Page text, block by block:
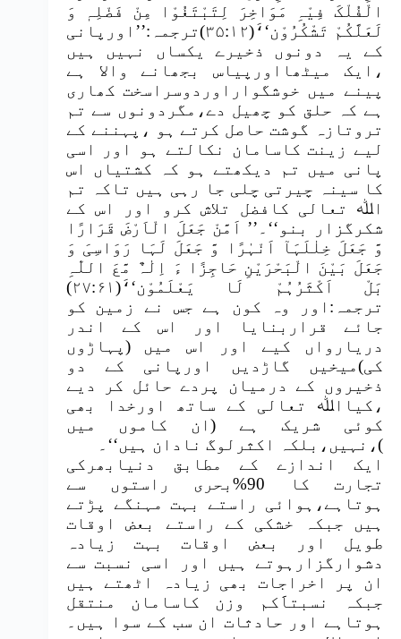
الْفُلْکَ فِیْہِ مَوَاخِرَ لِتَبْتَغُوْا مِنْ فَضْلِہٖ وَ
لَعَلَّکُمْ تَشْکُرُوْن‘‘َ(۳۵:۱۲)ترجمہ:’’اورپانی
کے یہ دونوں ذخیرے یکساں نہیں ہیں
،ایک میٹھااورپیاس بجھانے والا ہے
پینے میں خوشگواراوردوسراسخت کھاری
ہے کہ حلق کو چھیل دے،مگردونوں سے تم
تروتازہ گوشت حاصل کرتے ہو ،پہننے کے
لیے زینت کاسامان نکالتے ہو اور اسی
پانی میں تم دیکھتے ہو کہ کشتیاں اس
کا سینہ چیرتی چلی جا رہی ہیں تاکہ تم
اﷲ تعالی کافضل تلاش کرو اور اس کے
شکرگزار بنو‘‘۔’’ اَمَّنْ جَعَلَ الْاَرْضَ قَرَارًا
وَّ جَعَلَ خِلٰلَہَآ اَنْہٰرًا وَّ جَعَلَ لَہَا رَوَاسِیَ وَ
جَعَلَ بَیْنَ الْبَحْرَیْنِ حَاجِزًا ءَ اِلٰہٌ مَّعَ اللّٰہِ
بَلْ اَکْثَرُہُمْ لَا یَعْلَمُوْن‘‘َ(۲۷:۶۱)
ترجمہ:اور وہ کون ہے جس نے زمین کو
جائے قراربنایا اور اس کے اندر
دریارواں کیے اور اس میں (پہاڑوں
کی)میخیں گاڑدیں اورپانی کے دو
ذخیروں کے درمیان پردے حائل کر دیے
،کیااﷲ تعالی کے ساتھ اورخدا بھی
کوئی شریک ہے (ان کاموں میں
)،نہیں،بلکہ اکثرلوگ نادان ہیں‘‘۔
ایک اندازے کے مطابق دنیابھرکی
تجارت کا 90%بحری راستوں سے
ہوتاہے،ہوائی راستے بہت مہنگے پڑتے
ہیں جبکہ خشکی کے راستے بعض اوقات
طویل اور بعض اوقات بہت زیادہ
دشوارگزارہوتے ہیں اور اسی نسبت سے
ان پر اخراجات بھی زیادہ اٹھتے ہیں
جبکہ نسبتاََکم وزن کاسامان منتقل
ہوتاہے اور حادثات ان سب کے سوا ہیں۔